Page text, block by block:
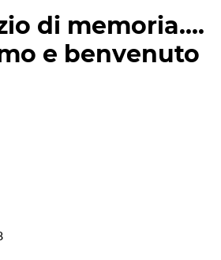
di memoria….
e benvenuto